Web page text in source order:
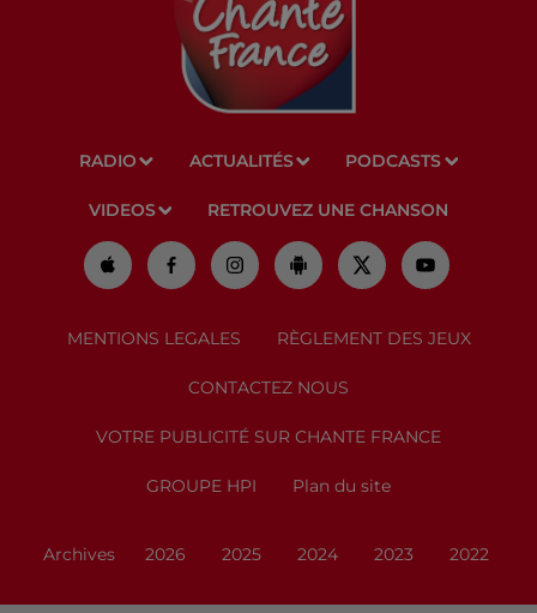
RADIO ACTUALITÉS PODCASTS
VIDEOS RETROUVEZ UNE CHANSON
MENTIONS LEGALES RÈGLEMENT DES JEUX
CONTACTEZ NOUS
VOTRE PUBLICITÉ SUR CHANTE FRANCE
GROUPE HPI Plan du site
Archives 2026 2025 2024 2023 2022